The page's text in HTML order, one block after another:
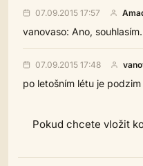
07.09.2015 17:57
vanovaso: Ano,
07.09.2015 17:48
po letošním létu je
Pokud chcete vložit